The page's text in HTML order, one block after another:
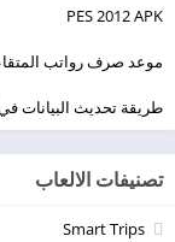
PES 2012 APK
موعد صرف رواتب
طريقة تحديث البيانات
تصنيفات الالعاب
Smart Trips